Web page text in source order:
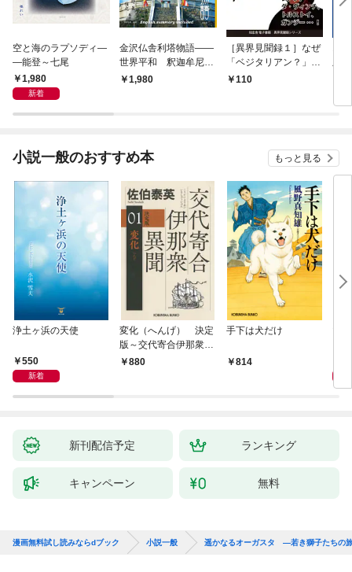
空と海のラプソディ―
―能登～七尾
1,980
新着
金沢仏舎利塔物語――
世界平和 釈迦牟尼世
尊：マハトマ・ガンデ
1,980
［異界見聞録１］なぜ
「ベジタリアン？」世
界史人の謎 ――マイ
110
版
小説一般のおすすめ本 もっと見る
浄土ヶ浜の天使
550
新着
変化（へんげ） 決定
版～交代寄合伊那衆異
聞（1）～
880
手下は犬だけ
814
新刊配信予定 ランキング
キャンペーン 無料
漫画無料試し読みならdブック 小説一般 遥かなるオーガスタ ―若き獅子たちの